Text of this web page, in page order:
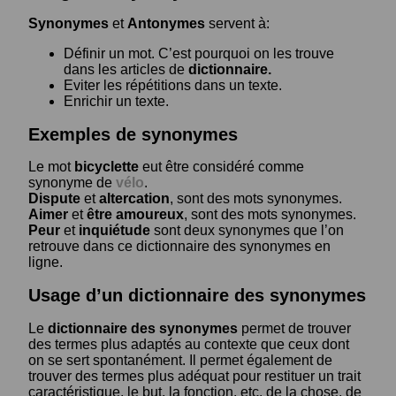
Synonymes et Antonymes servent à:
Définir un mot. C’est pourquoi on les trouve
dans les articles de dictionnaire.
Eviter les répétitions dans un texte.
Enrichir un texte.
Exemples de synonymes
Le mot bicyclette eut être considéré comme
synonyme de vélo.
Dispute etaltercation, sont des mots synonymes.
Aimer etêtre amoureux, sont des mots synonymes.
Peur et inquiétude sont deux synonymes que l’on
retrouve dans ce dictionnaire des synonymes en
ligne.
Usage d’un dictionnaire des synonymes
Le dictionnaire des synonymes permet de trouver
des termes plus adaptés au contexte que ceux dont
on se sert spontanément. Il permet également de
trouver des termes plus adéquat pour restituer un trait
caractéristique, le but, la fonction, etc. de la chose, de